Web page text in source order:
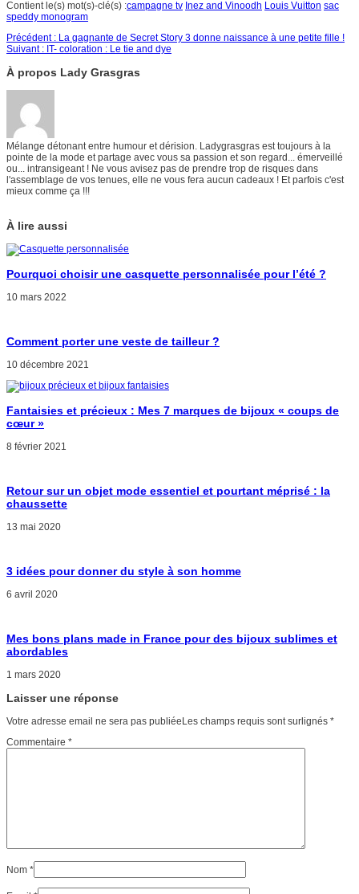
Contient le(s) mot(s)-clé(s) :campagne tv Inez and Vinoodh Louis Vuitton sac
speddy monogram
Précédent : La gagnante de Secret Story 3 donne naissance à une petite fille !
Suivant : IT- coloration : Le tie and dye
À propos Lady Grasgras
Mélange détonant entre humour et dérision. Ladygrasgras est toujours à la
pointe de la mode et partage avec vous sa passion et son regard... émerveillé
ou... intransigeant ! Ne vous avisez pas de prendre trop de risques dans
l'assemblage de vos tenues, elle ne vous fera aucun cadeaux ! Et parfois c'est
mieux comme ça !!!
À lire aussi
Pourquoi choisir une casquette personnalisée pour l’été ?
10 mars 2022
Comment porter une veste de tailleur ?
10 décembre 2021
Fantaisies et précieux : Mes 7 marques de bijoux « coups de
cœur »
8 février 2021
Retour sur un objet mode essentiel et pourtant méprisé : la
chaussette
13 mai 2020
3 idées pour donner du style à son homme
6 avril 2020
Mes bons plans made in France pour des bijoux sublimes et
abordables
1 mars 2020
Laisser une réponse
Votre adresse email ne sera pas publiéeLes champs requis sont surlignés *
Commentaire *
Nom *